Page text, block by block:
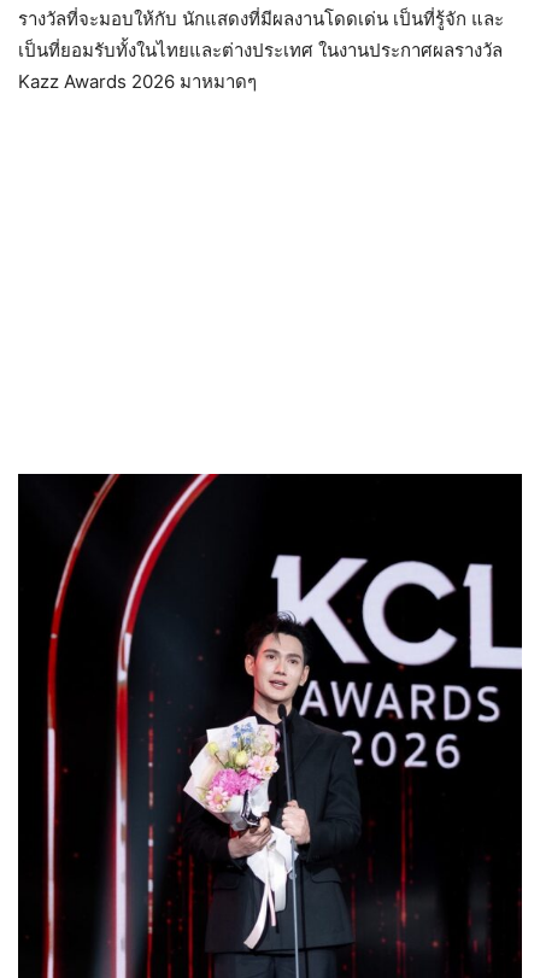
รางวัลที่จะมอบให้กับ นักแสดงที่มีผลงานโดดเด่น เป็นที่รู้จัก และ
เป็นที่ยอมรับทั้งในไทยและต่างประเทศ ในงานประกาศผลรางวัล
Kazz Awards 2026 มาหมาดๆ